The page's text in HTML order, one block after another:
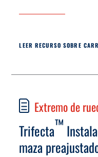
LEER RECURSO SOBRE
Extremo de
Trifecta™
maza